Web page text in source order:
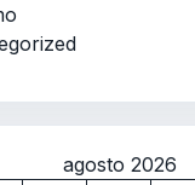
agosto 2026